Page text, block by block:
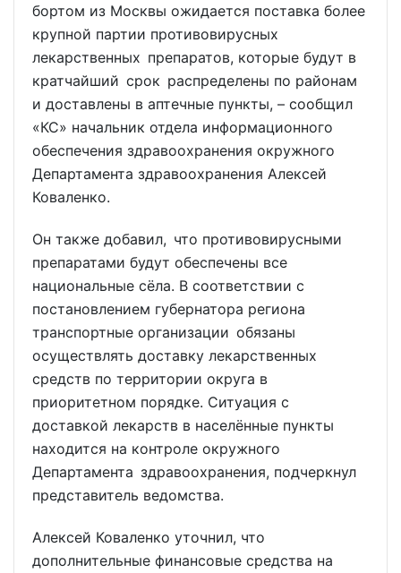
бортом из Москвы ожидается поставка более
крупной партии противовирусных
лекарственных препаратов, которые будут в
кратчайший срок распределены по районам
и доставлены в аптечные пункты, – сообщил
«КС» начальник отдела информационного
обеспечения здравоохранения окружного
Департамента здравоохранения Алексей
Коваленко.
Он также добавил, что противовирусными
препаратами будут обеспечены все
национальные сёла. В соответствии с
постановлением губернатора региона
транспортные организации обязаны
осуществлять доставку лекарственных
средств по территории округа в
приоритетном порядке. Ситуация с
доставкой лекарств в населённые пункты
находится на контроле окружного
Департамента здравоохранения, подчеркнул
представитель ведомства.
Алексей Коваленко уточнил, что
дополнительные финансовые средства на